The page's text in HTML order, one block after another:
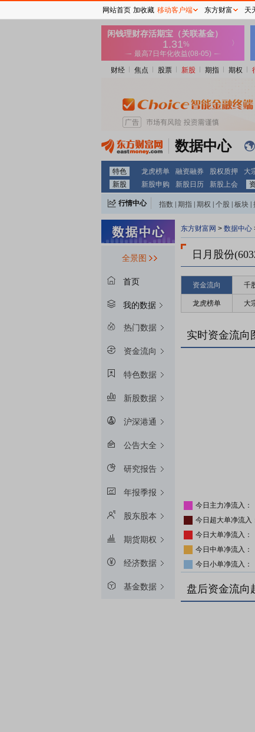
财经 焦点 股票 新股 期指 期权
数据中心
特色 龙虎榜单 融资融券 股权质押 大
新股
新股申购 新股日历 新股上会
行情中心 指数 期指 期权 个股 板块
全景图
首页
我的数据
热门数据
资金流向
特色数据
新股数据
沪深港通
公告大全
研究报告
年报季报
股东股本
期货期权
经济数据
基金数据
东方财富网 > 数据中心
日月股份
资金流向 千
龙虎榜单 大
实时资金流向
今日主力净流入：
今日超大单净流入
今日大单净流入：
今日中单净流入：
今日小单净流入：
盘后资金流向
网站首页 加收藏 移动客户端 东方财富 天